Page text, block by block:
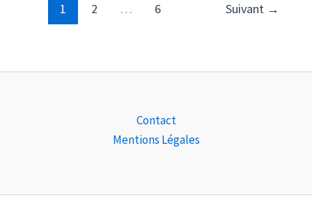
1 2 … 6 Suivant →
Contact
Mentions Légales